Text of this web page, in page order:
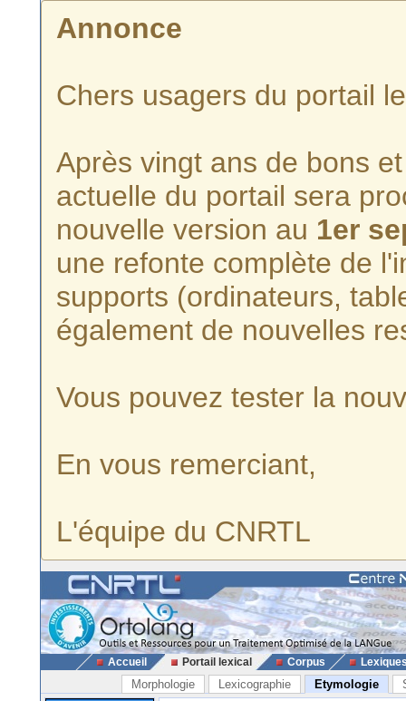
Annonce
Chers usagers du portail
Après vingt ans de bons
actuelle du portail sera
nouvelle version au 1er
une refonte complète de
supports (ordinateurs,
également de nouvelles
Vous pouvez tester la
En vous remerciant,
L'équipe du CNRTL
Accueil Portail lexical Corpus
Morphologie Lexicographie Etymologie